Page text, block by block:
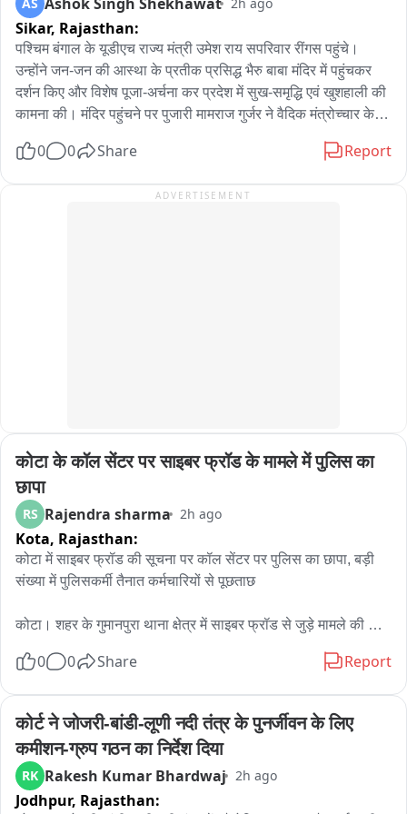
Sikar, Rajasthan:
पश्चिम बंगाल के यूडीएच राज्य मंत्री उमेश राय सपरिवार रींगस पहुंचे।
उन्होंने जन-जन की आस्था के प्रतीक प्रसिद्ध भैरु बाबा मंदिर में पहुंचकर
दर्शन किए और विशेष पूजा-अर्चना कर प्रदेश में सुख-समृद्धि एवं खुशहाली की
कामना की। मंदिर पहुंचने पर पुजारी मामराज गुर्जर ने वैदिक मंत्रोच्चार के
कर क्षेत्र की सुख-शांति एवं समृद्धि की कामना की। पूजा के बाद मंदिर
बता दें कि उमेश राय खाटूश्यामजी में बाबा श्याम के दर्शन करने के बाद
0 0 Share Report
ADVERTISEMENT
कोटा के कॉल सेंटर पर साइबर फ्रॉड के मामले में पुलिस का
छापा
RS Rajendra sharma 2h ago
Kota, Rajasthan:
कोटा में साइबर फ्रॉड की सूचना पर कॉल सेंटर पर पुलिस का छापा, बड़ी
संख्या में पुलिसकर्मी तैनात कर्मचारियों से पूछताछ
कोटा। शहर के गुमानपुरा थाना क्षेत्र में साइबर फ्रॉड से जुड़े मामले की
छापा मारा। शुक्रवार रात करीब 9 बजे हुई इस कार्रवाई के दौरान बड़ी संख्या
जानकारी के अनुसार, साइबर फ्रॉड से जुड़े मामले की जांच के तहत पुलिस
टीम ने कॉल सेंटर में मौजूद कर्मचारियों से पूछताछ शुरू की। पुलिस
अधिकारियों ने कॉल सेंटर में संचालित गतिविधियों और कर्मचारियों की
भूमिका से संबंधित जानकारी जुटाई।
0 0 Share Report
कोर्ट ने जोजरी-बांडी-लूणी नदी तंत्र के पुनर्जीवन के लिए
कमीशन-ग्रुप गठन का निर्देश दिया
RK Rakesh Kumar Bhardwaj 2h ago
Jodhpur, Rajasthan: